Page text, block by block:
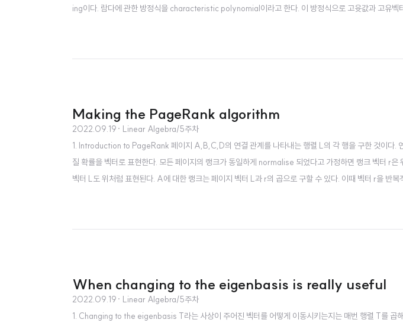
ing이다. 람다에 관한 방정식을 characteristic polynomial이라고 한다. 이 방정식으로 고윳값과 고유
Making the PageRank algorithm
2022.09.19 · Linear Algebra/5주차
1. Introduction to PageRank 페이지 A,B,C,D의 연결 관계를 나타내는 행렬 L의 각 행을 구한 것이다.
질 확률을 벡터로 표현한다. 모든 페이지의 랭크가 동일하게 normalise 되었다고 가정하면 랭크 벡터 r은
벡터 L도 위처럼 표현된다. A에 대한 랭크는 페이지 벡터 L과 r의 곱으로 구할 수 있다. 이때 벡터 r을 반
When changing to the eigenbasis is really useful
2022.09.19 · Linear Algebra/5주차
1. Changing to the eigenbasis T라는 사상이 주어진 벡터를 어떻게 이동시키는지는 매번 행렬 T를 곱